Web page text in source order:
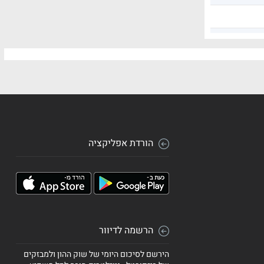
הורדת אפליקציה
הרשמה לדיוור
הירשם לסיכום היומי של שוק ההון ולמבזקים